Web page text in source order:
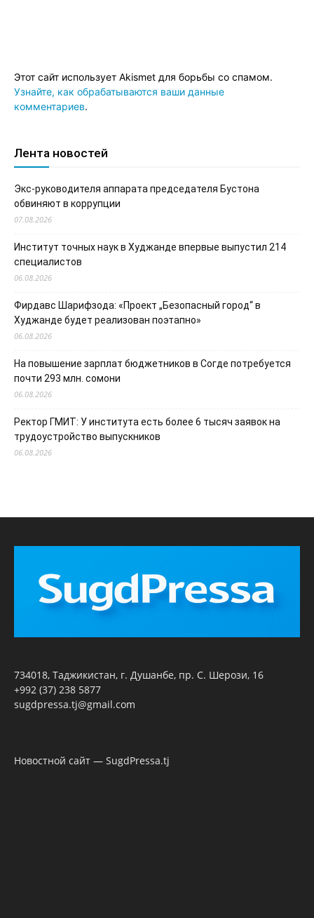
Этот сайт использует Akismet для борьбы со спамом.
Узнайте, как обрабатываются ваши данные
комментариев.
Лента новостей
Экс-руководителя аппарата председателя Бустона
обвиняют в коррупции
07.08.2026
Институт точных наук в Худжанде впервые выпустил 214
специалистов
06.08.2026
Фирдавс Шарифзода: «Проект „Безопасный город“ в
Худжанде будет реализован поэтапно»
06.08.2026
На повышение зарплат бюджетников в Согде потребуется
почти 293 млн. сомони
06.08.2026
Ректор ГМИТ: У института есть более 6 тысяч заявок на
трудоустройство выпускников
06.08.2026
734018, Таджикистан, г. Душанбе, пр. С. Шерози, 16
+992 (37) 238 5877
sugdpressa.tj@gmail.com
Новостной сайт — SugdPressa.tj